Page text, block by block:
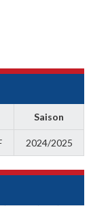
Saison
2024/2025